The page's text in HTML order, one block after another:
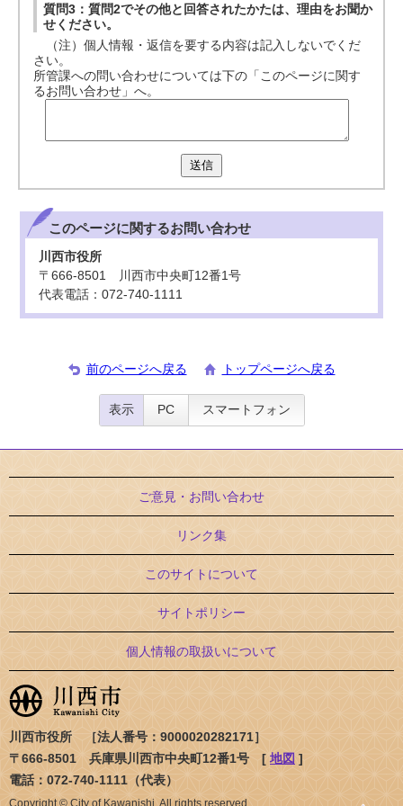
質問3：質問2でその他と回答されたかたは、理由をお聞か
せください。
（注）個人情報・返信を要する内容は記入しないでくだ
さい。
所管課への問い合わせについては下の「このページに関す
るお問い合わせ」へ。
送信
このページに関するお問い合わせ
川西市役所
〒666-8501 川西市中央町12番1号
代表電話：072-740-1111
前のページへ戻る トップページへ戻る
表示 PC スマートフォン
ご意見・お問い合わせ
リンク集
このサイトについて
サイトポリシー
個人情報の取扱いについて
川西市役所 ［法人番号：9000020282171］
〒666-8501 兵庫県川西市中央町12番1号 [ 地図 ]
電話：072-740-1111（代表）
Copyright © City of Kawanishi. All rights reserved.